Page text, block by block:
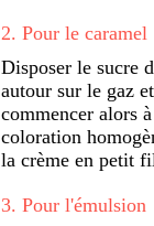
2. Pour le caramel
Disposer le sucre
autour sur le gaz
commencer alors
coloration
la crème en petit
3. Pour l'émulsion